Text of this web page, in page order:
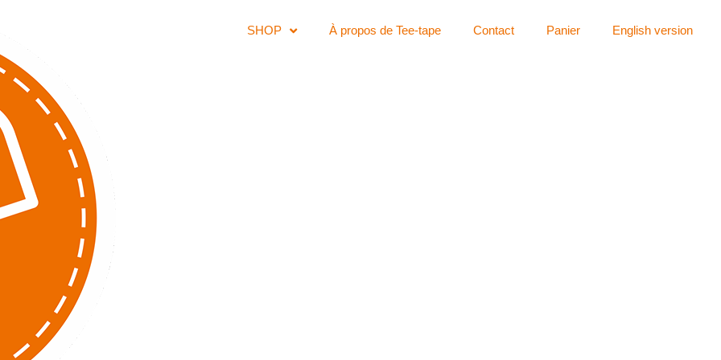
SHOP À propos de Tee-tape Contact Panier English version